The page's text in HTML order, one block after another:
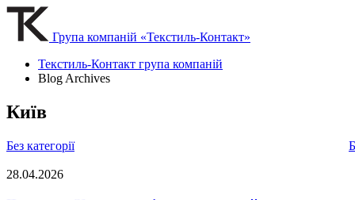
Група компаній «Текстиль-Контакт»
Текстиль-Контакт група компаній
Blog Archives
Київ
Без категорії
28.04.2026